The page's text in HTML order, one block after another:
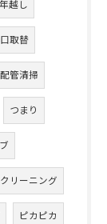
年越し
取替
配管清掃
つまり
クリーニング
ピカピカ